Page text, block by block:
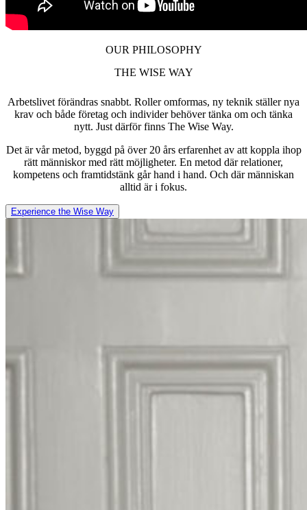
OUR PHILOSOPHY
THE WISE WAY
Arbetslivet förändras snabbt. Roller omformas, ny teknik ställer nya
krav och både företag och individer behöver tänka om och tänka
nytt. Just därför finns The Wise Way.
Det är vår metod, byggd på över 20 års erfarenhet av att koppla ihop
rätt människor med rätt möjligheter. En metod där relationer,
kompetens och framtidstänk går hand i hand. Och där människan
alltid är i fokus.
Experience the Wise Way